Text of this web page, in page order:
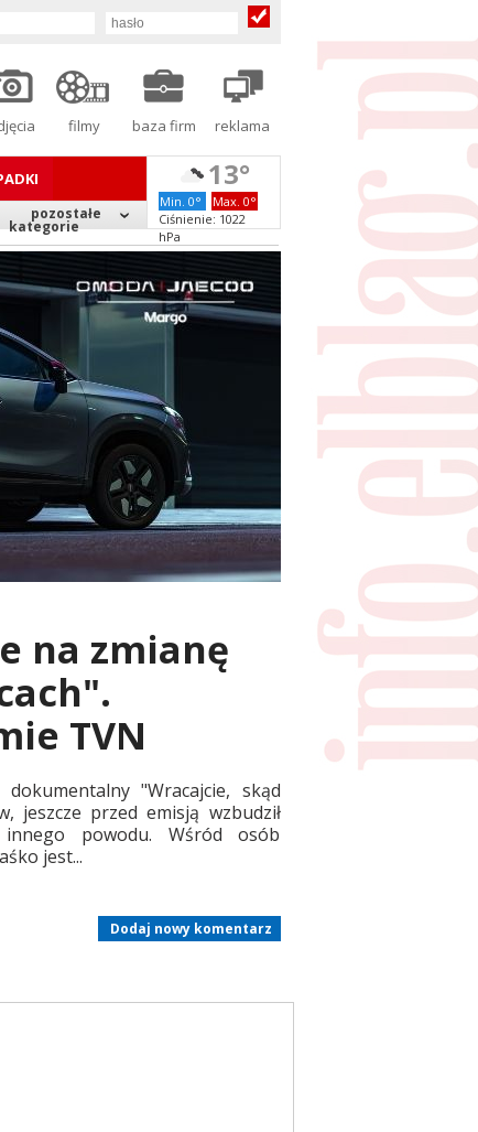
filmy baza firm reklama
pozostałe
kategorie
13°
Min. 0°
Max. 0°
Ciśnienie: 1022
hPa
na zmianę
TVN
"Wracajcie, skąd
jeszcze przed emisją wzbudził
powodu. Wśród osób
jest...
Dodaj nowy komentarz